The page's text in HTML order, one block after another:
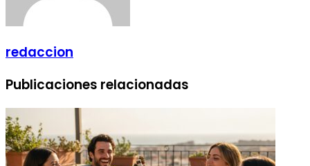
redaccion
Publicaciones relacionadas